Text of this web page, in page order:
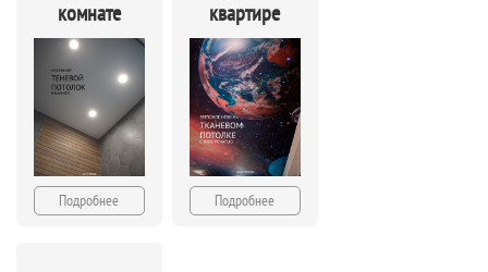
комнате
Подробнее
квартире
Подробнее